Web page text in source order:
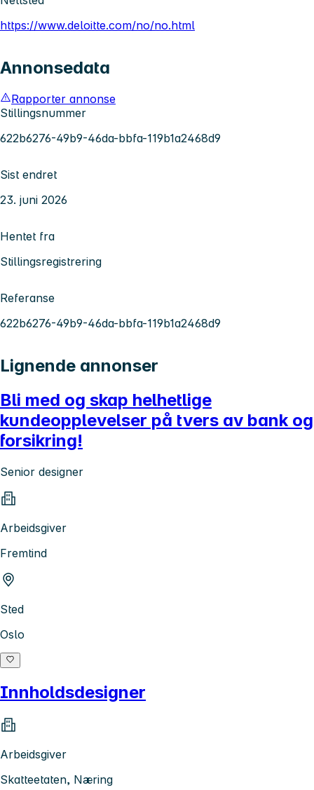
https://www.deloitte.com/no/no.html
Annonsedata
Rapporter annonse
Stillingsnummer
622b6276-49b9-46da-bbfa-119b1a2468d9
Sist endret
23. juni 2026
Hentet fra
Stillingsregistrering
Referanse
622b6276-49b9-46da-bbfa-119b1a2468d9
Lignende annonser
Bli med og skap helhetlige
kundeopplevelser på tvers av bank og
forsikring!
Senior designer
Arbeidsgiver
Fremtind
Sted
Oslo
Innholdsdesigner
Arbeidsgiver
Skatteetaten, Næring